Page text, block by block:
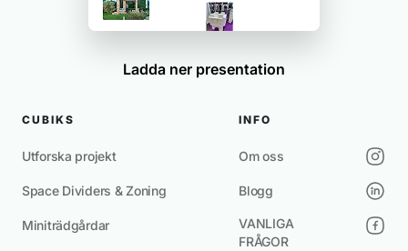
Ladda ner presentation
CUBIKS
Utforska projekt
Space Dividers & Zoning
Miniträdgårdar
INFO
Om oss
Blogg
VANLIGA
FRÅGOR